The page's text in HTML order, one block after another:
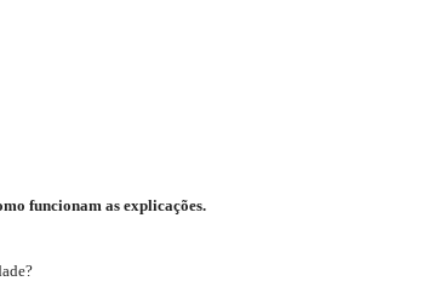
funcionam as explicações.